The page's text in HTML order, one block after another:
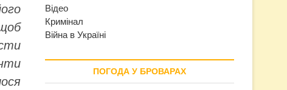
Відео
Кримінал
Війна в Україні
ПОГОДА У БРОВАРАХ